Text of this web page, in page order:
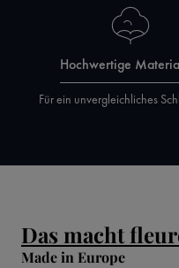
Hochwertige
Für ein unvergleichliches
Das macht
Made in Europe